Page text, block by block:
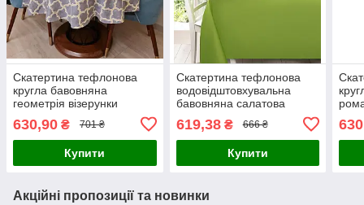
Скатертина тефлонова
кругла бавовняна
геометрія візерунки
630,90 ₴ 701 ₴
Купити
Скатертина тефлонова
водовідштовхувальна
бавовняна салатова
619,38₴ 666 ₴
Купити
Акційні пропозиції та новинки